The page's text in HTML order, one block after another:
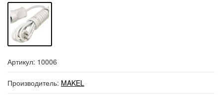
Артикул: 10006
Производитель: MAKEL